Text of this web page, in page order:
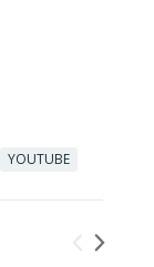
YOUTUBE